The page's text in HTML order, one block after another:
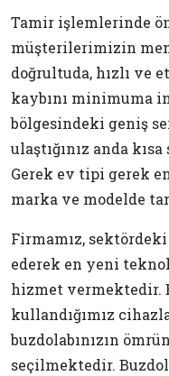
Tamir işlemlerinde
müşterilerimizin
doğrultuda, hızlı ve
kaybını minimuma
bölgesindeki geniş
ulaştığınız anda
Gerek ev tipi gerek
marka ve modelde
Firmamız,
ederek en yeni
hizmet vermektedir.
kullandığımız
buzdolabınızın
seçilmektedir.